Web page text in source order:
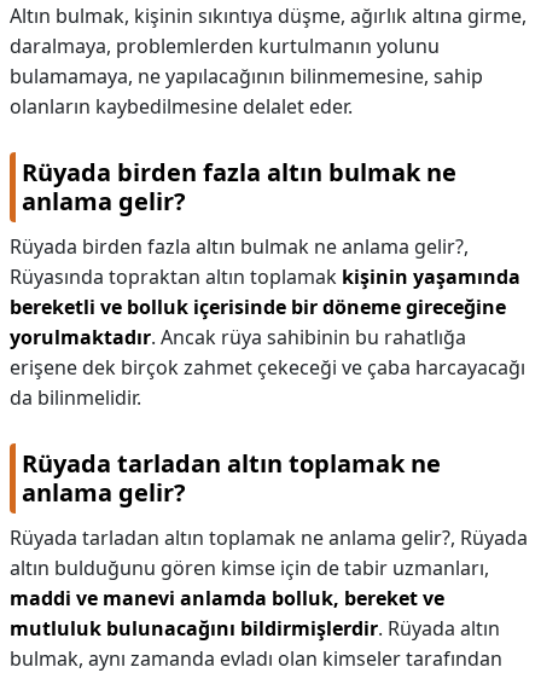
Altın bulmak, kişinin sıkıntıya düşme, ağırlık altına girme,
daralmaya, problemlerden kurtulmanın yolunu
bulamamaya, ne yapılacağının bilinmemesine, sahip
olanların kaybedilmesine delalet eder.
Rüyada birden fazla altın bulmak ne
anlama gelir?
Rüyada birden fazla altın bulmak ne anlama gelir?,
Rüyasında topraktan altın toplamak kişinin yaşamında
bereketli ve bolluk içerisinde bir döneme gireceğine
yorulmaktadır. Ancak rüya sahibinin bu rahatlığa
erişene dek birçok zahmet çekeceği ve çaba harcayacağı
da bilinmelidir.
Rüyada tarladan altın toplamak ne
anlama gelir?
Rüyada tarladan altın toplamak ne anlama gelir?, Rüyada
altın bulduğunu gören kimse için de tabir uzmanları,
maddi ve manevi anlamda bolluk, bereket ve
mutluluk bulunacağını bildirmişlerdir. Rüyada altın
bulmak, aynı zamanda evladı olan kimseler tarafından